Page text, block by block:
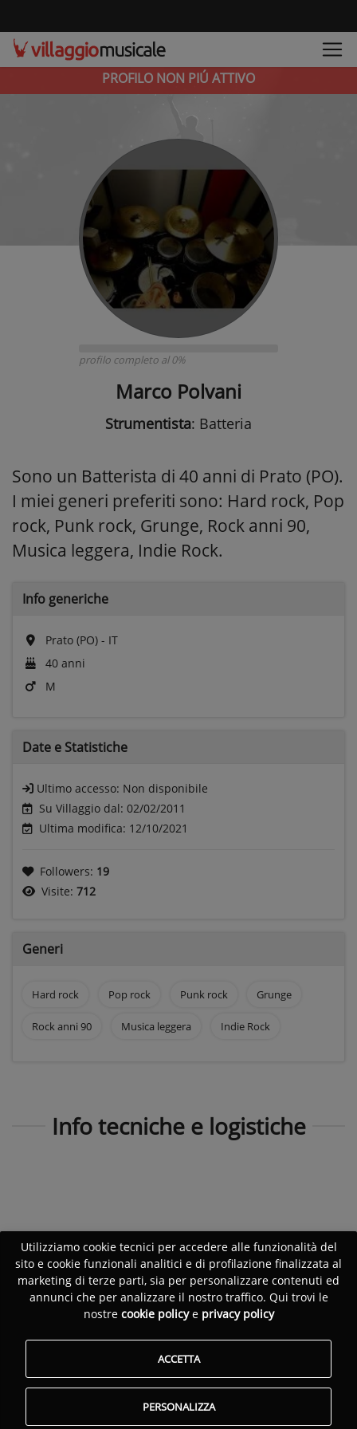
PROFILO NON PIÚ ATTIVO
profilo completo al 0%
Marco Polvani
Strumentista: Batteria
Sono un Batterista di 40 anni di Prato (PO).
I miei generi preferiti sono: Hard rock, Pop
rock, Punk rock, Grunge, Rock anni 90,
Musica leggera, Indie Rock.
Info generiche
Prato (PO) - IT
40 anni
M
Date e Statistiche
Ultimo accesso: Non disponibile
Su Villaggio dal: 02/02/2011
Ultima modifica: 12/10/2021
Followers: 19
Visite: 712
Generi
Hard rock Pop rock Punk rock Grunge
Rock anni 90 Musica leggera Indie Rock
Info tecniche e logistiche
Utilizziamo cookie tecnici per accedere alle funzionalità del
sito e cookie funzionali analitici e di profilazione finalizzata al
marketing di terze parti, sia per personalizzare contenuti ed
annunci che per analizzare il nostro traffico. Qui trovi le
nostre cookie policye privacy policy
ACCETTA
PERSONALIZZA